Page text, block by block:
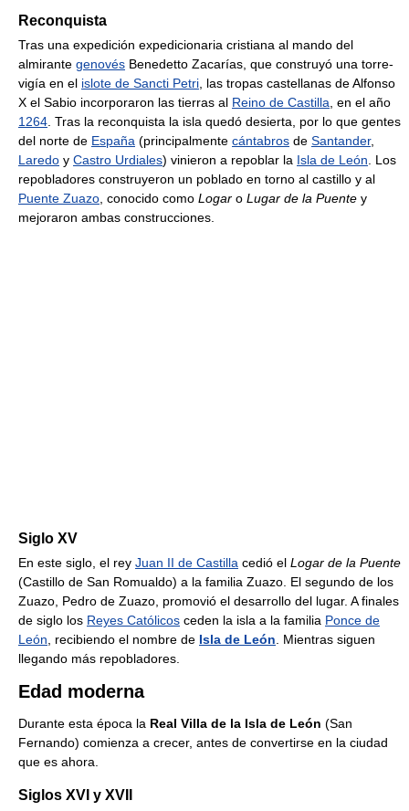
Reconquista
Tras una expedición expedicionaria cristiana al mando del
almirante genovés Benedetto Zacarías, que construyó una torre-
vigía en el islote de Sancti Petri , las tropas castellanas de Alfonso
X el Sabio incorporaron las tierras al Reino de Castilla , en el año
1264 . Tras la reconquista la isla quedó desierta, por lo que gentes
del norte de España (principalmente cántabros de Santander,
Laredo y Castro Urdiales) vinieron a repoblar la Isla de León . Los
repobladores construyeron un poblado en torno al castillo y al
Puente Zuazo , conocido como Logar o Lugar de la Puente y
mejoraron ambas construcciones.
Siglo XV
En este siglo, el rey Juan II de Castilla cedió el Logar de la Puente
(Castillo de San Romualdo) a la familia Zuazo. El segundo de los
Zuazo, Pedro de Zuazo, promovió el desarrollo del lugar. A finales
de siglo los Reyes Católicos ceden la isla a la familia Ponce de
León , recibiendo el nombre de Isla de León . Mientras siguen
llegando más repobladores.
Edad moderna
Durante esta época la Real Villa de la Isla de León (San
Fernando) comienza a crecer, antes de convertirse en la ciudad
que es ahora.
Siglos XVI y XVII